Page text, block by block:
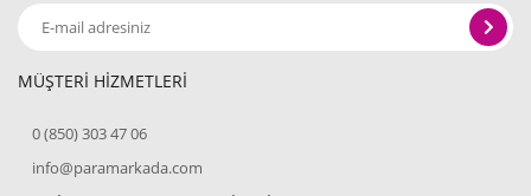
MÜŞTERİ HİZMETLERİ
0 (850) 303 47 06
info@paramarkada.com